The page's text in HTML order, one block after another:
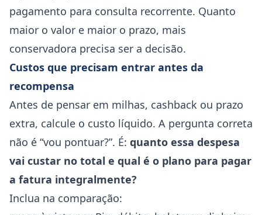
pagamento para consulta recorrente. Quanto
maior o valor e maior o prazo, mais
conservadora precisa ser a decisão.
Custos que precisam entrar antes da
recompensa
Antes de pensar em milhas, cashback ou prazo
extra, calcule o custo líquido. A pergunta correta
não é “vou pontuar?”. É: quanto essa despesa
vai custar no total e qual é o plano para pagar
a fatura integralmente?
Inclua na comparação: